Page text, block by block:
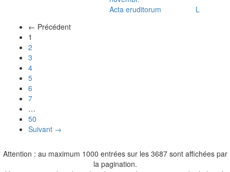
Acta eruditorum
L
← Précédent
1
2
3
4
5
6
7
…
50
Suivant →
Attention : au maximum 1000 entrées sur les 3687 sont affichées par
la pagination.